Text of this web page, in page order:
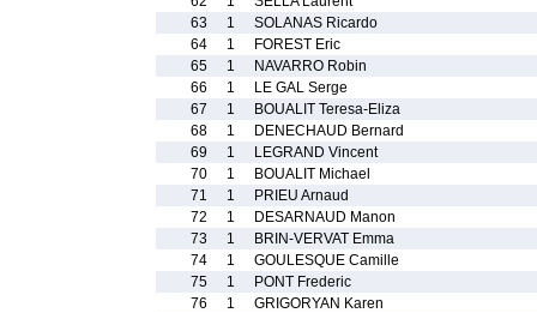
63
1
SOLANAS Ricardo
64
1
FOREST Eric
65
1
NAVARRO Robin
66
1
LE GAL Serge
67
1
BOUALIT Teresa-Eliza
68
1
DENECHAUD Bernard
69
1
LEGRAND Vincent
70
1
BOUALIT Michael
71
1
PRIEU Arnaud
72
1
DESARNAUD Manon
73
1
BRIN-VERVAT Emma
74
1
GOULESQUE Camille
75
1
PONT Frederic
76
1
GRIGORYAN Karen